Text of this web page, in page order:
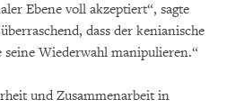
Ebene voll akzeptiert“, sagte
dass der kenianische
Wiederwahl manipulieren.“
und Zusammenarbeit in